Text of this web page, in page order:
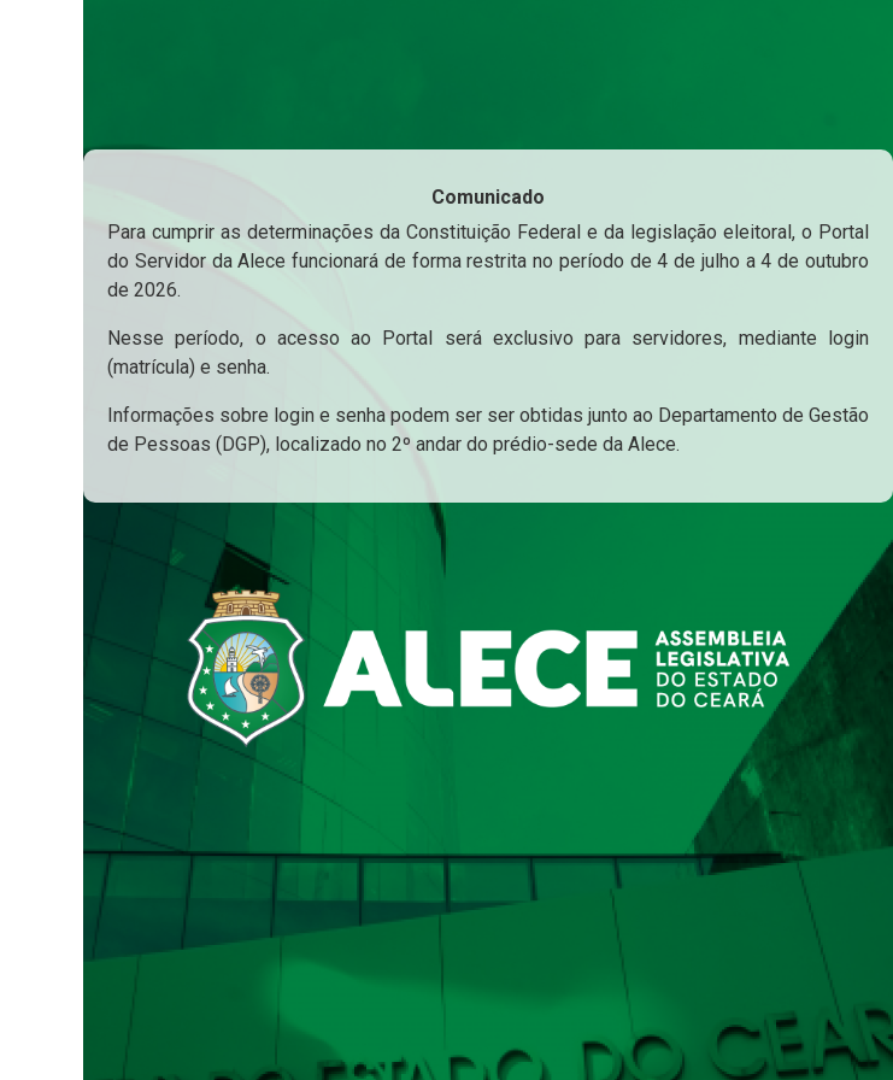
Comunicado
Para cumprir as determinações da Constituição Federal e da legislação eleitoral, o Portal
do Servidor da Alece funcionará de forma restrita no período de 4 de julho a 4 de outubro
de 2026.
Nesse período, o acesso ao Portal será exclusivo para servidores, mediante login
(matrícula) e senha.
Informações sobre login e senha podem ser ser obtidas junto ao Departamento de Gestão
de Pessoas (DGP), localizado no 2º andar do prédio-sede da Alece.